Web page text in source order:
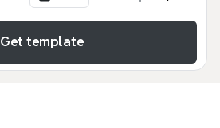
Get template